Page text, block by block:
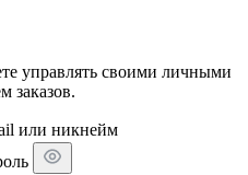
управлять своими личными
заказов.
или никнейм